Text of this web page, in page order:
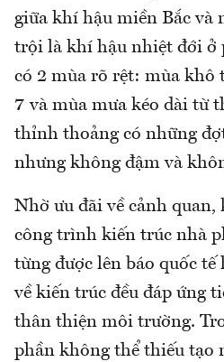
giữa khí hậu miền Bắc
trội là khí hậu nhiệt đới ở
có 2 mùa rõ rệt: mùa khô
7 và mùa mưa kéo dài từ
thỉnh thoảng có những
nhưng không đậm và
Nhờ ưu đãi về cảnh quan,
công trình kiến trúc nhà
từng được lên báo quốc
về kiến trúc đều đáp ứng
thân thiện môi trường.
phần không thể thiếu tạo